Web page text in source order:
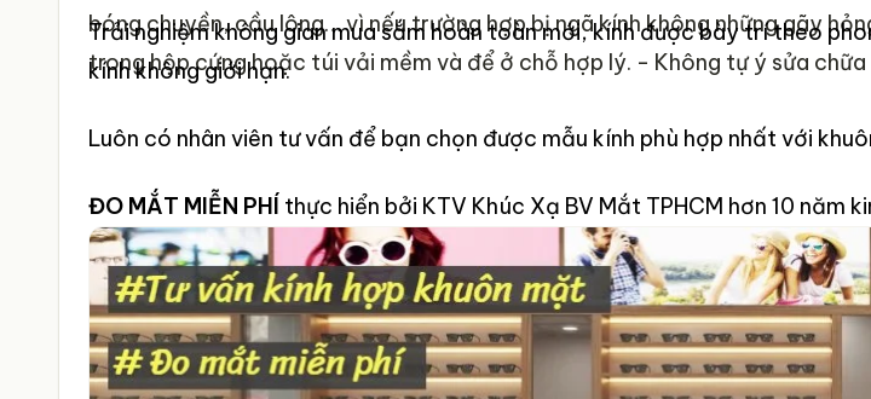
bóng chuyền, cầu lông… vì nếu trường hợp bị ngã kính không những gãy
trong hộp cứng hoặc túi vải mềm và để ở chỗ hợp lý. - Không tự ý sửa chữa
Trải nghiệm không gian mua sắm hoàn toàn mới, kính được bày trí theo
kính không giới hạn.
Luôn có nhân viên tư vấn để bạn chọn được mẫu kính phù hợp nhất với
ĐO MẮT MIỄN PHÍ thực hiển bởi KTV Khúc Xạ BV Mắt TPHCM hơn 10